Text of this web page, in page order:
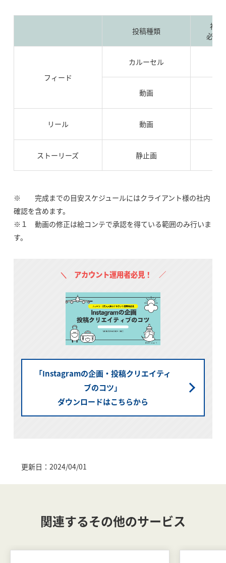
投稿種類
初稿
必要
フィード
カルーセル
動画
リール 動画
ストーリーズ 静止画
※ 完成までの目安スケジュールにはクライアント様の社内
確認を含めます。
※１ 動画の修正は絵コンテで承認を得ている範囲のみ行いま
す。
＼ アカウント運用者必見！ ／
「Instagramの企画・投稿クリエイティ
ブのコツ」
ダウンロードはこちらから
更新日：2024/04/01
関連するその他のサービス